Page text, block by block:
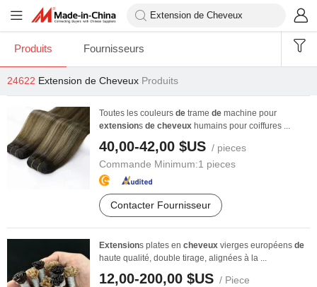
Produits Fournisseurs
24622 Extension de Cheveux Produits
Toutes les couleurs de trame de machine pour
extensions de cheveux humains pour coiffures ...
40,00-42,00 $US / pieces
Commande Minimum:1 pieces
Contacter Fournisseur
Extensions plates en cheveux vierges européens de
haute qualité, double tirage, alignées à la ...
12,00-200,00 $US / Piece